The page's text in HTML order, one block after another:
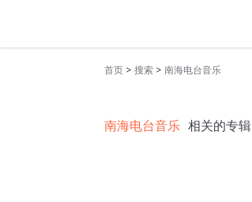
首页 > 搜索 > 南海电台音乐
南海电台音乐 相关的专辑